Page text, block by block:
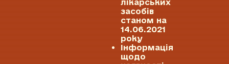
лікарських
засобів
станом на
14.06.2021
року
Інформація
щодо